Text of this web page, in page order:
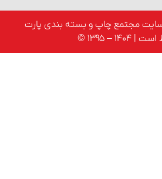
چاپ و بسته بندی پارت